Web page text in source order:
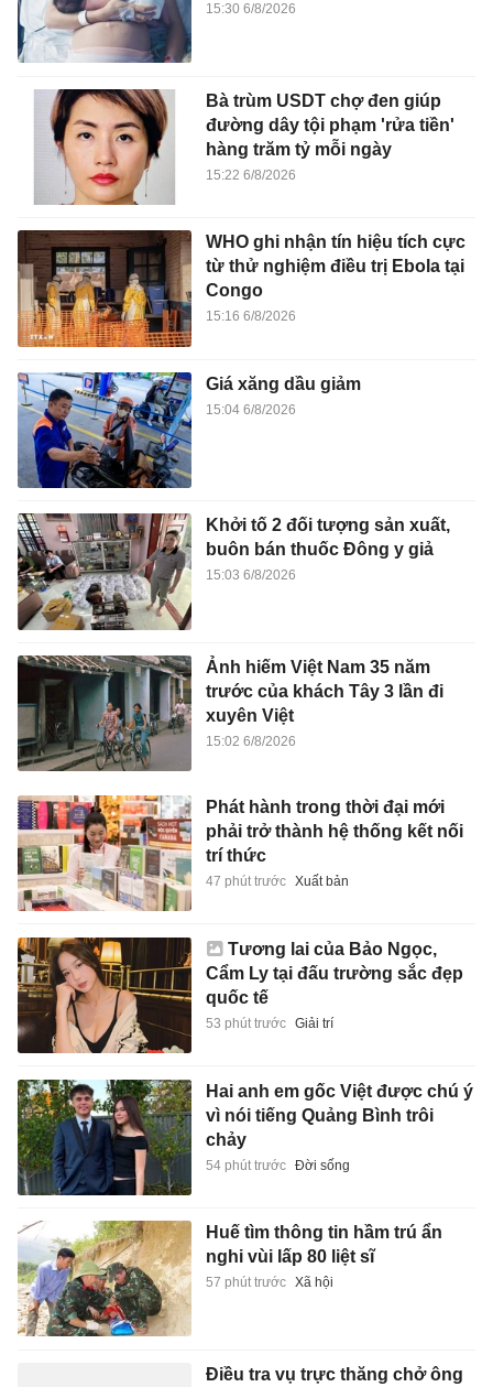
15:30 6/8/2026
Bà trùm USDT chợ đen giúp
đường dây tội phạm 'rửa tiền'
hàng trăm tỷ mỗi ngày
15:22 6/8/2026
WHO ghi nhận tín hiệu tích cực
từ thử nghiệm điều trị Ebola tại
Congo
15:16 6/8/2026
Giá xăng dầu giảm
15:04 6/8/2026
Khởi tố 2 đối tượng sản xuất,
buôn bán thuốc Đông y giả
15:03 6/8/2026
Ảnh hiếm Việt Nam 35 năm
trước của khách Tây 3 lần đi
xuyên Việt
15:02 6/8/2026
Phát hành trong thời đại mới
phải trở thành hệ thống kết nối
trí thức
47 phút trước Xuất bản
Tương lai của Bảo Ngọc,
Cẩm Ly tại đấu trường sắc đẹp
quốc tế
53 phút trước Giải trí
Hai anh em gốc Việt được chú ý
vì nói tiếng Quảng Bình trôi
chảy
54 phút trước Đời sống
Huế tìm thông tin hầm trú ẩn
nghi vùi lấp 80 liệt sĩ
57 phút trước Xã hội
Điều tra vụ trực thăng chở ông